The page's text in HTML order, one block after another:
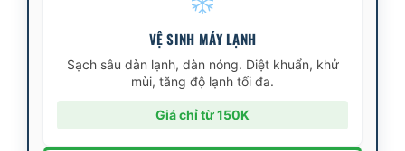
VỆ SINH MÁY LẠNH
Sạch sâu dàn lạnh, dàn nóng. Diệt khuẩn, khử
mùi, tăng độ lạnh tối đa.
Giá chỉ từ 150K